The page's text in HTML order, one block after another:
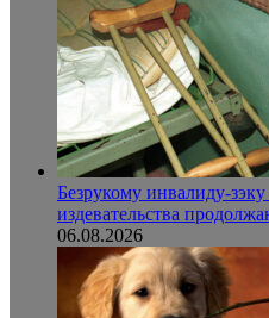
Безрукому инвалиду-
издевательства
06.08.2026